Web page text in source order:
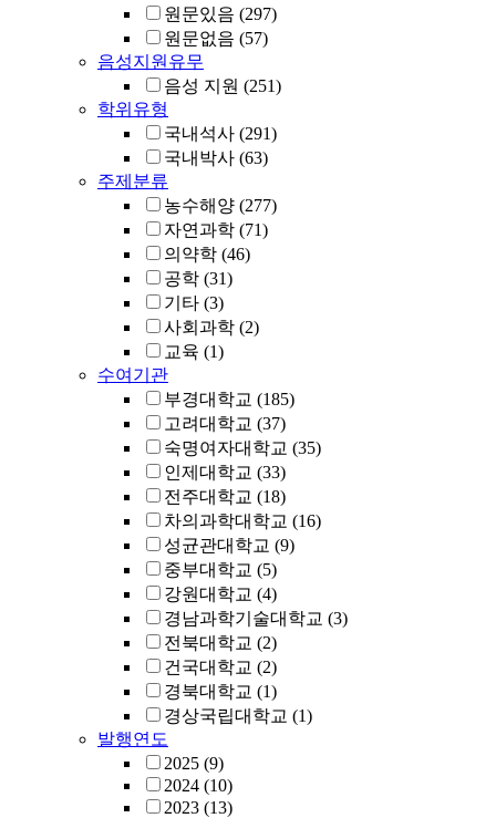
원문있음 (297)
원문없음 (57)
음성지원유무
음성 지원 (251)
학위유형
국내석사 (291)
국내박사 (63)
주제분류
농수해양 (277)
자연과학 (71)
의약학 (46)
공학 (31)
기타 (3)
사회과학 (2)
교육 (1)
수여기관
부경대학교 (185)
고려대학교 (37)
숙명여자대학교 (35)
인제대학교 (33)
전주대학교 (18)
차의과학대학교 (16)
성균관대학교 (9)
중부대학교 (5)
강원대학교 (4)
경남과학기술대학교 (3)
전북대학교 (2)
건국대학교 (2)
경북대학교 (1)
경상국립대학교 (1)
발행연도
2025 (9)
2024 (10)
2023 (13)